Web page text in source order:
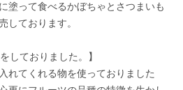
塗って食べるかぼちゃとさつまいも
しております。
しておりました。】
れてくれる物を使っておりました